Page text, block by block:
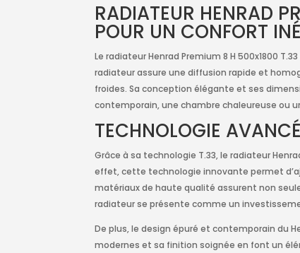
RADIATEUR HENRAD
POUR UN CONFORT
Le radiateur Henrad Premium 8 H 500x1800
radiateur assure une diffusion rapide et
froides. Sa conception élégante et ses
contemporain, une chambre chaleureuse ou
TECHNOLOGIE
Grâce à sa technologie T.33, le radiateur
effet, cette technologie innovante permet
matériaux de haute qualité assurent non
radiateur se présente comme un
De plus, le design épuré et contemporain du
modernes et sa finition soignée en font un